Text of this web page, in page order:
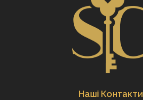
Наші Контакти